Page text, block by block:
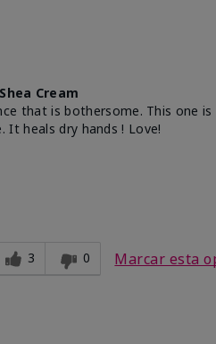
Cream
that is bothersome. This one
It heals dry hands ! Love!
3 0 Marcar esta